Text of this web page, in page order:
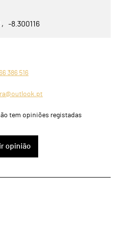
-8.300116
386 516
tem opiniões registadas
opinião